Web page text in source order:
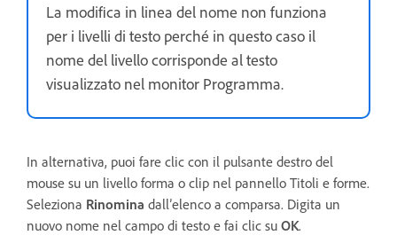
La modifica in linea del nome non funziona
per i livelli di testo perché in questo caso il
nome del livello corrisponde al testo
visualizzato nel monitor Programma.
In alternativa, puoi fare clic con il pulsante destro del
mouse su un livello forma o clip nel pannello Titoli e forme.
Seleziona Rinomina dall’elenco a comparsa. Digita un
nuovo nome nel campo di testo e fai clic su OK.